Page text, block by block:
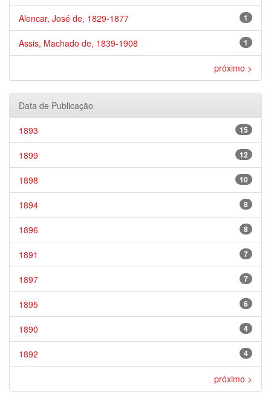
1
Alencar, José de, 1829-1877
1
Assis, Machado de, 1839-1908
próximo >
Data de Publicação
15
1893
12
1899
10
1898
8
1894
8
1896
7
1891
7
1897
6
1895
4
1890
4
1892
próximo >